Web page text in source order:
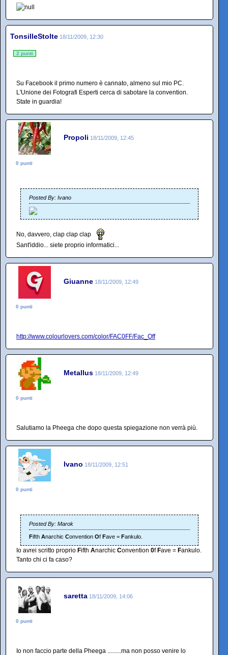
TonsilleStolte 18/11/2009, 12:30
2 punti
Su Facebook il primo numero è cannato, almeno sul mio PC.
L'Unione dei Fotografi Esperti cerca di sabotare la convention.
State in guardia!
Propoli 18/11/2009, 12:45
0 punti
Posted By: Ivano
No, davvero, clap clap clap
Sant'iddio... siete proprio informatici...
Giuanne 18/11/2009, 12:49
0 punti
http://www.colourlovers.com/color/FAC0FF/Fac_Off
Metallus 18/11/2009, 12:49
0 punti
Salutiamo la Pheega che dopo questa spiegazione non verrà più.
Ivano 18/11/2009, 12:51
0 punti
Posted By: Marok
Fifth Anarchic Convention Of Fave = Fankulo.
Io avrei scritto proprio Fifth Anarchic Convention 0f Fave = Fankulo.
Tanto chi ci fa caso?
saretta 18/11/2009, 14:06
0 punti
Io non faccio parte della Pheega .........ma non posso venire lo